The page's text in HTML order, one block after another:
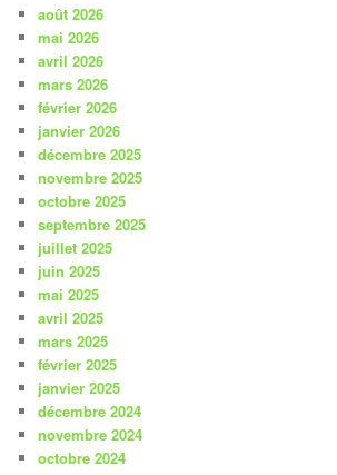
août 2026
mai 2026
avril 2026
mars 2026
février 2026
janvier 2026
décembre 2025
novembre 2025
octobre 2025
septembre 2025
juillet 2025
juin 2025
mai 2025
avril 2025
mars 2025
février 2025
janvier 2025
décembre 2024
novembre 2024
octobre 2024